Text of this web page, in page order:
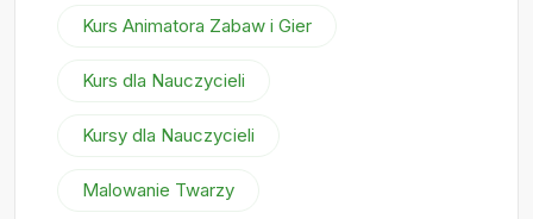
Kurs Animatora Zabaw i Gier
Kurs dla Nauczycieli
Kursy dla Nauczycieli
Malowanie Twarzy